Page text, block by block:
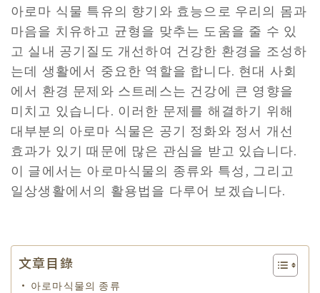
아로마 식물 특유의 향기와 효능으로 우리의 몸과
마음을 치유하고 균형을 맞추는 도움을 줄 수 있
고 실내 공기질도 개선하여 건강한 환경을 조성하
는데 생활에서 중요한 역할을 합니다. 현대 사회
에서 환경 문제와 스트레스는 건강에 큰 영향을
미치고 있습니다. 이러한 문제를 해결하기 위해
대부분의 아로마 식물은 공기 정화와 정서 개선
효과가 있기 때문에 많은 관심을 받고 있습니다.
이 글에서는 아로마식물의 종류와 특성, 그리고
일상생활에서의 활용법을 다루어 보겠습니다.
文章目錄
아로마식물의 종류